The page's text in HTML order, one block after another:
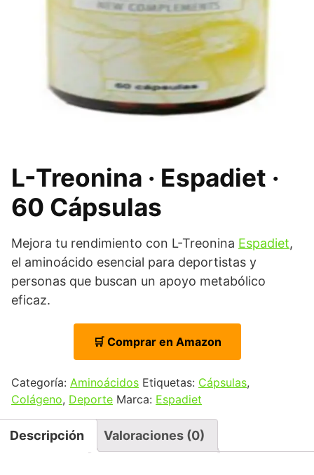
L-Treonina · Espadiet ·
60 Cápsulas
Mejora tu rendimiento con L-Treonina Espadiet,
el aminoácido esencial para deportistas y
personas que buscan un apoyo metabólico
eficaz.
🛒 Comprar en Amazon
Categoría: Aminoácidos Etiquetas: Cápsulas,
Colágeno, Deporte Marca: Espadiet
Descripción Valoraciones (0)